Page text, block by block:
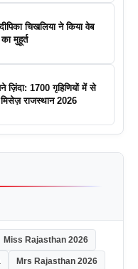
चिखलिया ने किया वेब
मुहूर्त
ज़िंदा: 1700 गृहिणियों में से
राजस्थान 2026
Miss Rajasthan 2026
Mrs Rajasthan 2026